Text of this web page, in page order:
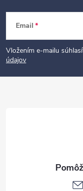
t
Email
Vložením e-mailu
údajov